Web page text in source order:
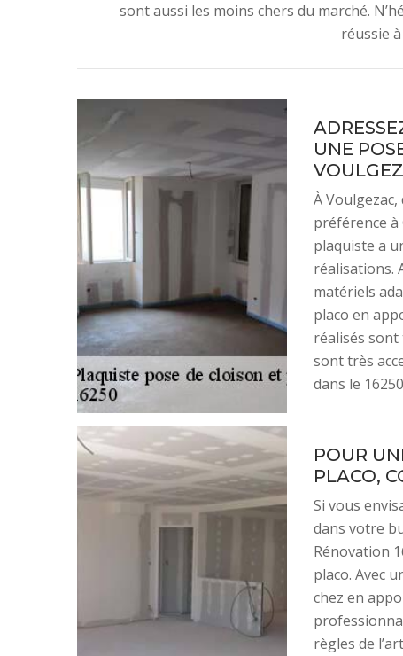
sont aussi les moins chers du marché.
réussie
UNE
À
préférence à
plaquiste a
réalisations.
matériels
placo en
réalisés
sont très
dans le
POUR
PLACO,
Si vous
dans votre
Rénovation
placo. Avec
chez en
règles de